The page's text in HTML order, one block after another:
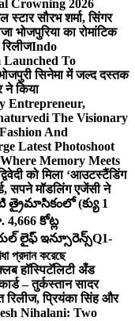
Crowning 2026
स्टार सौरभ शर्मा, सिंगर
भोजपुरिया का रोमांटिक
Indo
To
सिनेमा में जल्द दस्तक
ने किया
Entrepreneur,
The Visionary
And
Latest Photoshoot
Memory Meets
को मिला ‘आउटस्टैंडिंग
सपने मॉडलिंग एजेंसी ने
త్రైమాసికంలో (క్యు 1
కోట్ల
లైఫ్ ఇన్సూరెన్స్Q1-
প্রদান করেছে
हॉस्पिटॅलिटी अँड
– तुर्कस्तान सादर
रिलीज, प्रियंका सिंह और
Nihalani: Two